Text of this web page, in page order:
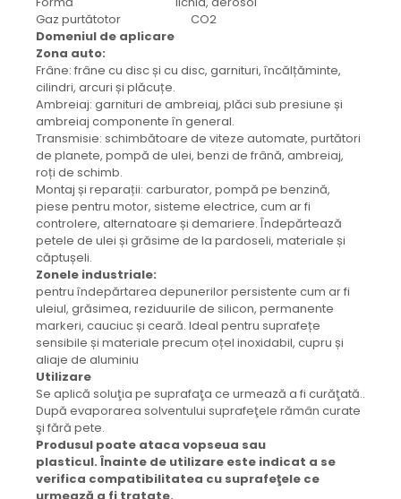
Mecanice
Electrice
Hidraulice
Motor electric si pompa hidraulica
Cilindru hidraulic si protectie
burduf
ERHEL - HYDRIS
Hidraulice
Electrice
Mecanice
Role, bucse si bolturi
Motoras electric si pompa
Cilindri si burdufuri protectie
Consumabile
Gaz purtătotor CO2
Domeniul de aplicare
Zona auto:
Frâne: frâne cu disc și cu disc, garnituri, încălțăminte,
cilindri, arcuri și plăcuțe.
Ambreiaj: garnituri de ambreiaj, plăci sub presiune și
ambreiaj componente în general.
Transmisie: schimbătoare de viteze automate, purtători
de planete, pompă de ulei, benzi de frână, ambreiaj,
roți de schimb.
Montaj și reparații: carburator, pompă pe benzină,
piese pentru motor, sisteme electrice, cum ar fi
controlere, alternatoare și demariere. Îndepărtează
petele de ulei și grăsime de la pardoseli, materiale și
căptușeli.
Zonele industriale:
pentru îndepărtarea depunerilor persistente cum ar fi
uleiul, grăsimea, reziduurile de silicon, permanente
markeri, cauciuc și ceară. Ideal pentru suprafețe
sensibile și materiale precum oțel inoxidabil, cupru și
aliaje de aluminiu
Utilizare
Se aplică soluţia pe suprafaţa ce urmează a fi curăţată..
După evaporarea solventului suprafeţele rămân curate
şi fără pete.
Produsul poate ataca vopseua sau
plasticul. Înainte de utilizare este indicat a se
verifica compatibilitatea cu suprafeţele ce